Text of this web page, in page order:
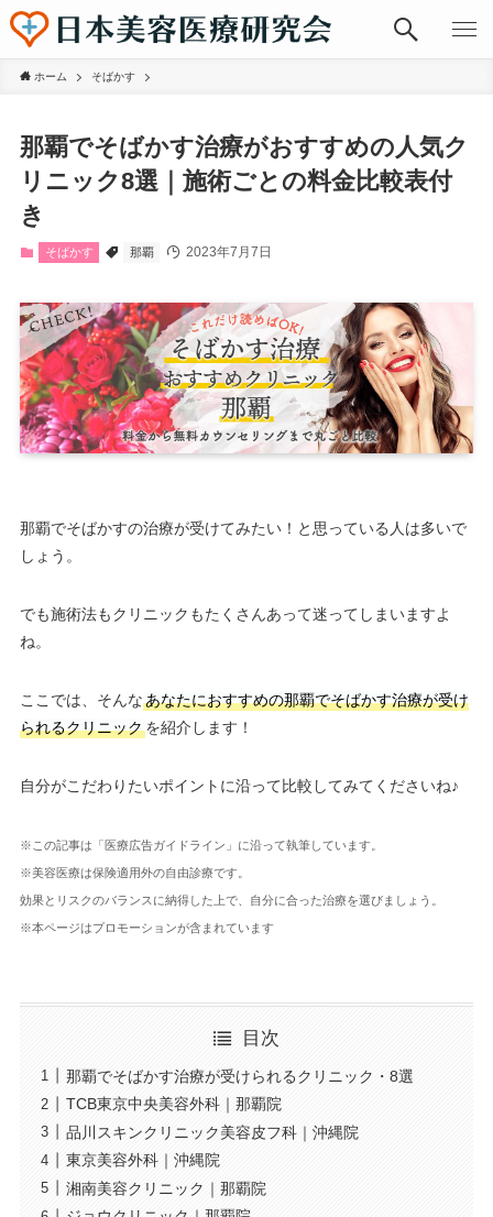
ホーム そばかす
那覇でそばかす治療がおすすめの人気ク
リニック8選｜施術ごとの料金比較表付
き
そばかす 那覇 2023年7月7日
那覇でそばかすの治療が受けてみたい！と思っている人は多いで
しょう。
でも施術法もクリニックもたくさんあって迷ってしまいますよ
ね。
ここでは、そんなあなたにおすすめの那覇でそばかす治療が受け
られるクリニックを紹介します！
自分がこだわりたいポイントに沿って比較してみてくださいね♪
※この記事は「医療広告ガイドライン」に沿って執筆しています。
※美容医療は保険適用外の自由診療です。
効果とリスクのバランスに納得した上で、自分に合った治療を選びましょう。
※本ページはプロモーションが含まれています
目次
那覇でそばかす治療が受けられるクリニック・8選
TCB東京中央美容外科｜那覇院
品川スキンクリニック美容皮フ科｜沖縄院
東京美容外科｜沖縄院
湘南美容クリニック｜那覇院